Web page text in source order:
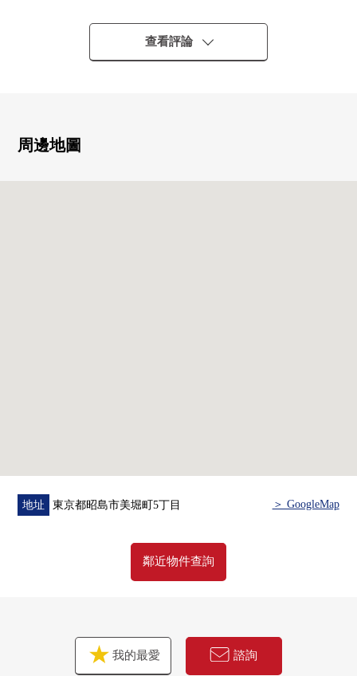
・4線路因為能利用所以便於通勤上學
▼Mansion的特徴
・在面向西南一側的陽台，陽光良好
查看評論
周邊地圖
地址 東京都昭島市美堀町5丁目 ＞ GoogleMap
鄰近物件查詢
我的最愛 諮詢